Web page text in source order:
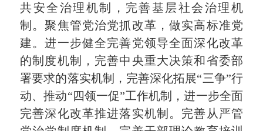
共安全治理机制，完善基层社会治理机
制。聚焦管党治党抓改革，做实高标准党
建。进一步健全完善党领导全面深化改革
的制度机制，完善中央重大决策和省委部
署要求的落实机制，完善深化拓展“三争”行
动、推动“四领一促”工作机制，进一步全面
完善深化改革推进落实机制。完善从严管